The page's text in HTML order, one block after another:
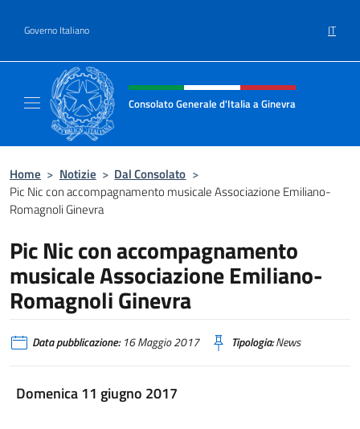
Governo Italiano IT
Intestazione sito, social e menù
Consolato Generale d'Italia a Ginevra
Home > Notizie > Dal Consolato >
Pic Nic con accompagnamento musicale Associazione Emiliano-
Romagnoli Ginevra
Pic Nic con accompagnamento
musicale Associazione Emiliano-
Romagnoli Ginevra
Data pubblicazione:16 Maggio 2017 Tipologia:News
Domenica 11 giugno 2017